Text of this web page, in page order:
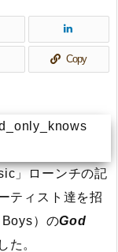
Copy
」ローンチの記
ティスト達を招
）のGod
た。